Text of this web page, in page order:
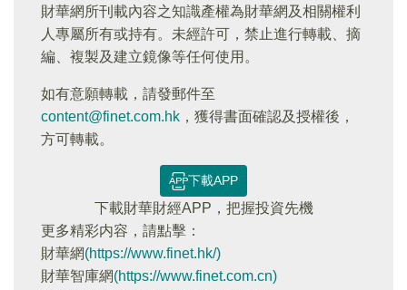
財華網所刊載內容之知識產權為財華網及相關權利
人專屬所有或持有。未經許可，禁止進行轉載、摘
編、複製及建立鏡像等任何使用。
如有意願轉載，請發郵件至
content@finet.com.hk ，獲得書面確認及授權後，
方可轉載。
下載APP
下載財華財經APP，把握投資先機
更多精彩内容，請點擊：
財華網(https://www.finet.hk/)
財華智庫網(https://www.finet.com.cn)